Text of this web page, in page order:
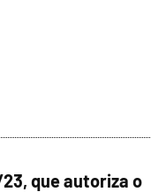
que autoriza o